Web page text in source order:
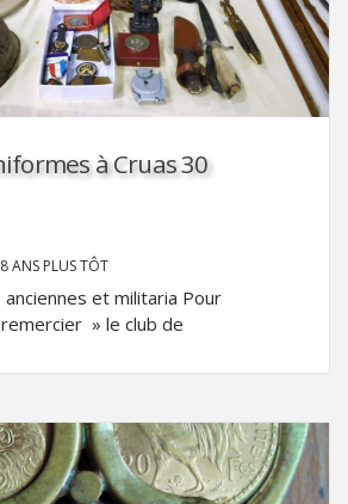
à Cruas 30
8 ANS PLUS TÔT
et militaria Pour
» le club de